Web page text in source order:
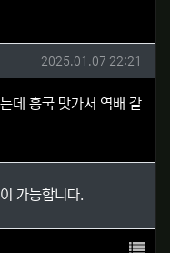
작성일
2025.01.07 22:21
데 흥국 맛가서 역배 갈
가능합니다.
목록